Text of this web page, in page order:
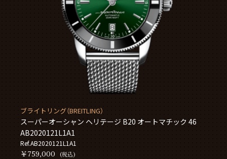
ブライトリング（BREITLING）
スーパーオーシャン ヘリテージ B20 オートマチック 46
AB2020121L1A1
Ref.AB2020121L1A1
￥759,000 (税込)